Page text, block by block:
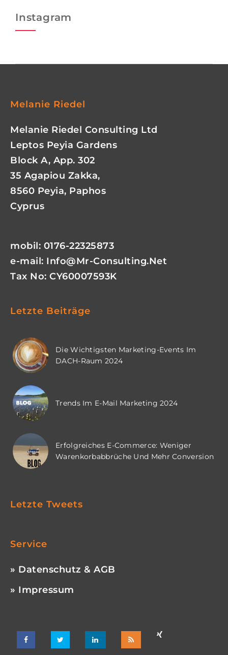
Instagram
Melanie Riedel
Melanie Riedel Consulting Ltd
Leptos Peyia Gardens
Block A, App. 302
35 Agapiou Zakka,
8560 Peyia, Paphos
Cyprus
mobil: 0176-22325873
e-mail: Info@mr-Consulting.net
Tax No: CY60007593K
Letzte Beiträge
Die Wichtigsten Marketing-Events Im
DACH-Raum 2024
Trends Im E-Mail Marketing 2024
Erfolgreiches E-Commerce: Weniger
Warenkorbabbrüche Und Mehr Conversion
Letzte Tweets
Service
» Datenschutz & AGB
» Impressum